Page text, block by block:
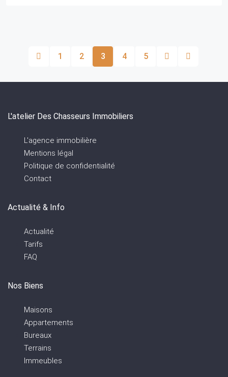
1 2 3 4 5
L'atelier Des Chasseurs Immobiliers
L'agence immobilière
Mentions légal
Politique de confidentialité
Contact
Actualité & Info
Actualité
Tarifs
FAQ
Nos Biens
Maisons
Appartements
Bureaux
Terrains
Immeubles